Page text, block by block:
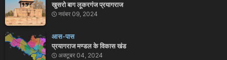
खुसरो बाग लूकरगंज प्रयागराज
नवंबर 09, 2024
आस-पास
प्रयागराज मण्डल के विकास खंड
अक्टूबर 04, 2024